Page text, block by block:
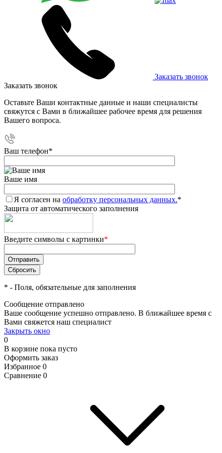
Заказать звонок
Заказать звонок
Оставьте Ваши контактные данные и наши специалисты
свяжутся с Вами в ближайшее рабочее время для решения
Вашего вопроса.
Ваш телефон*
Ваше имя
Я согласен на обработку персональных данных.*
Защита от автоматического заполнения
Введите символы с картинки*
* - Поля, обязательные для заполнения
Сообщение отправлено
Ваше сообщение успешно отправлено. В ближайшее время с
Вами свяжется наш специалист
Закрыть окно
0
В корзине пока пусто
Оформить заказ
Избранное 0
Сравнение 0